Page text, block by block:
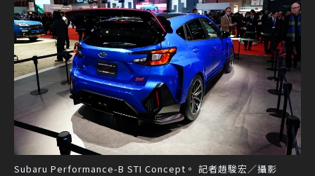
Subaru Performance-B STI Concept。 記者趙駿宏／攝影